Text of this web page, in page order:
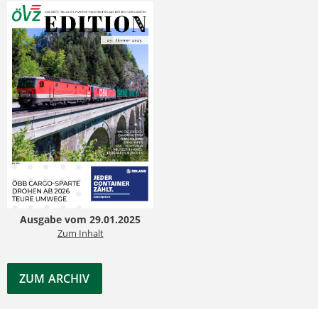
Ausgabe vom 29.01.2025
Zum Inhalt
ZUM ARCHIV